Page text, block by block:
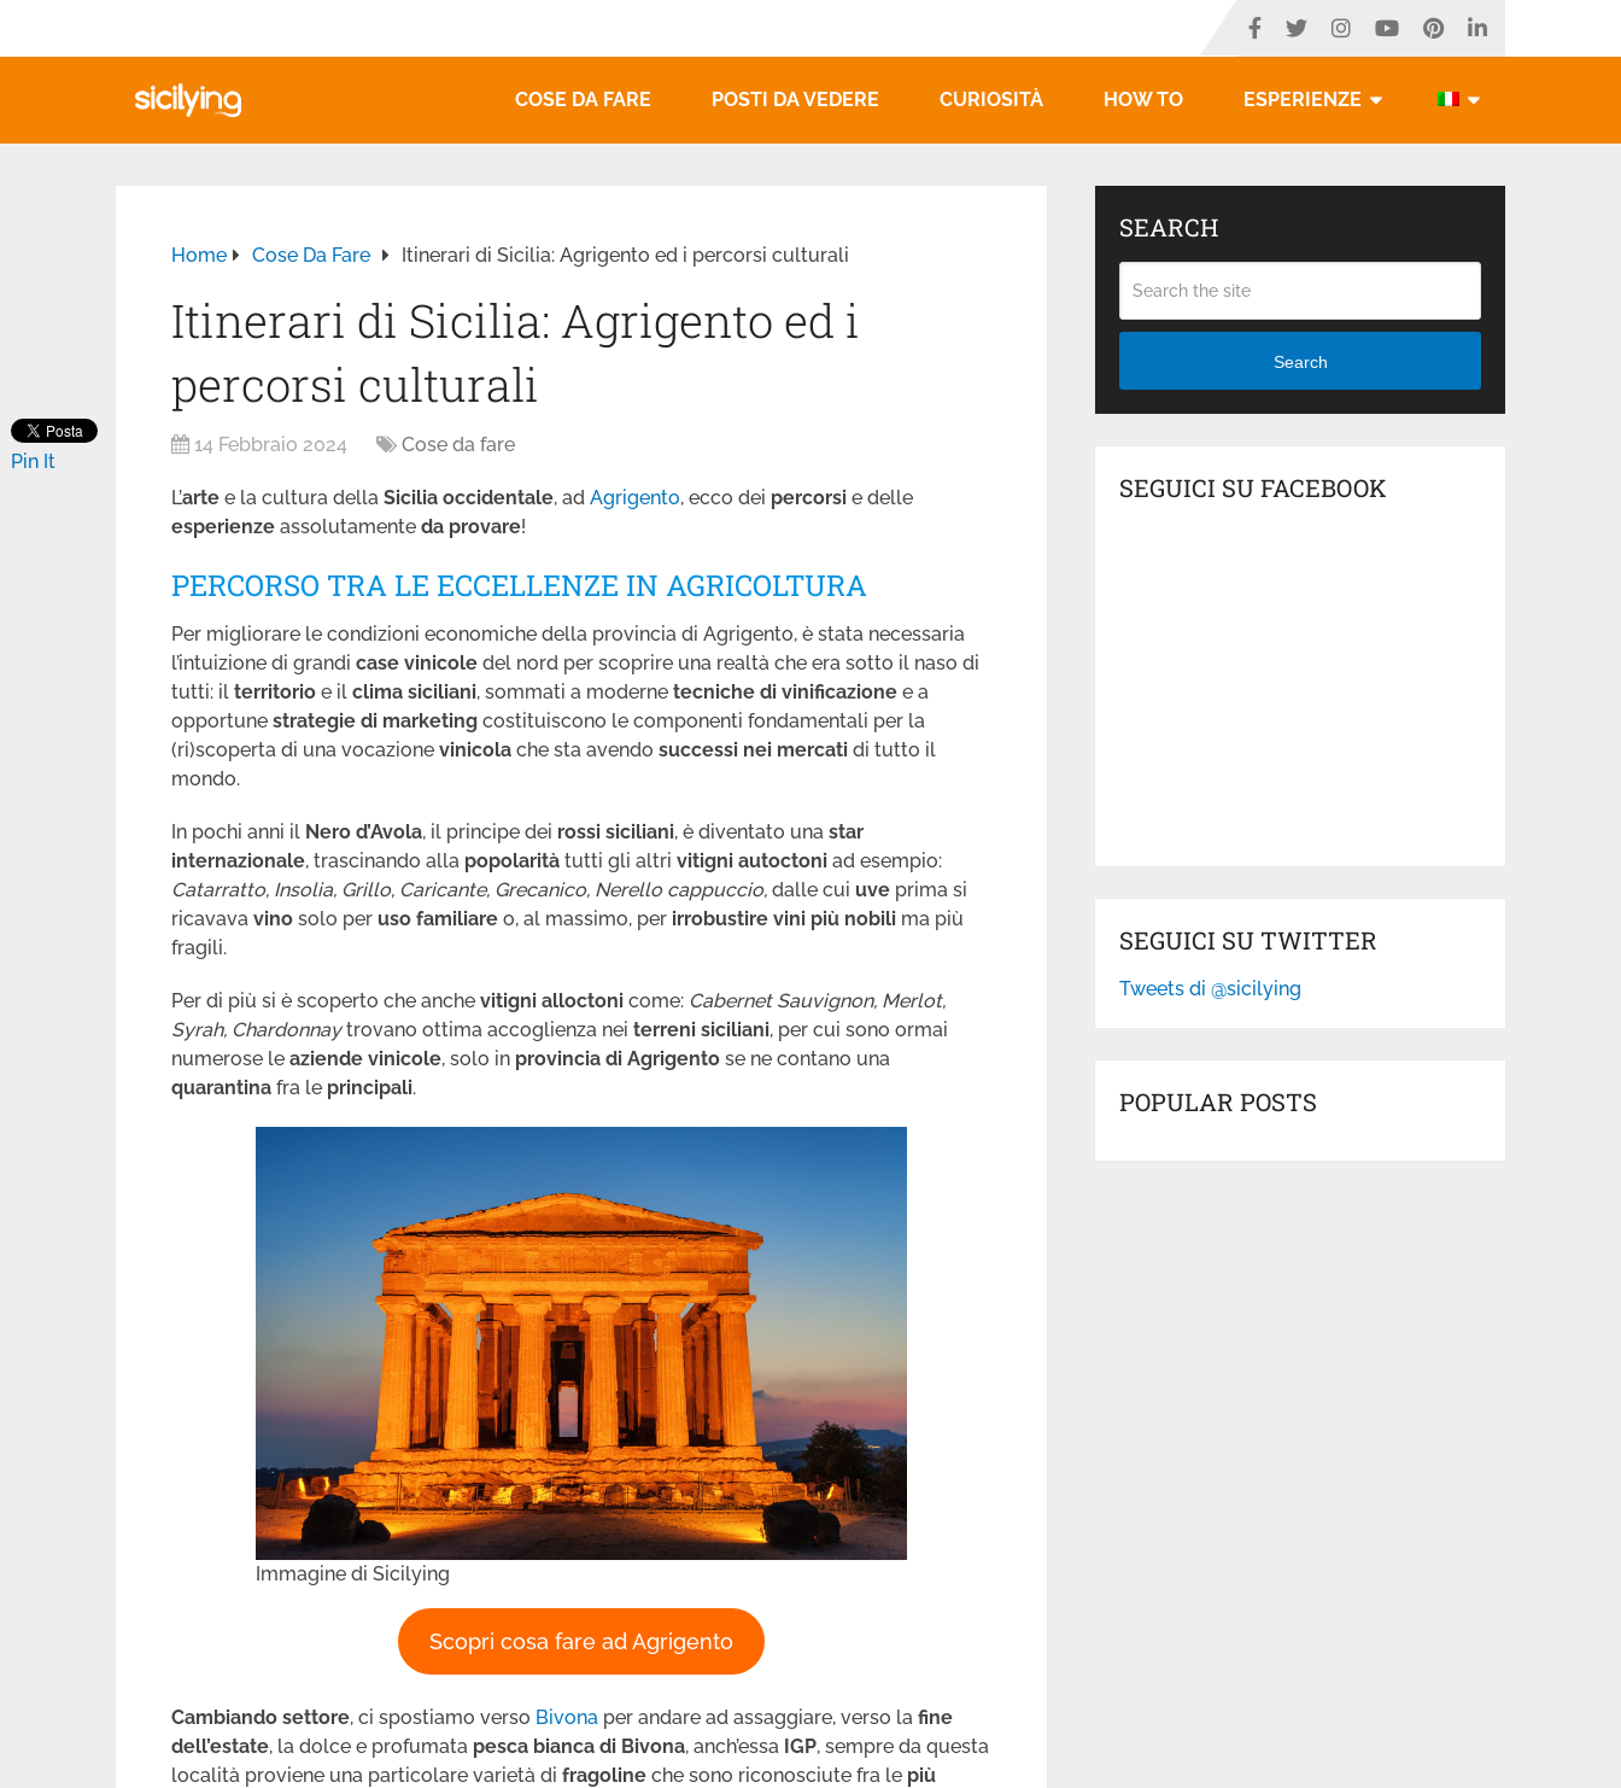
COSE DA FARE POSTI DA VEDERE CURIOSITÀ HOW TO ESPERIENZE
Home Cose Da Fare Itinerari di Sicilia: Agrigento ed i percorsi culturali
Itinerari di Sicilia: Agrigento ed i
percorsi culturali
14 Febbraio 2024 Cose da fare
L’arte e la cultura della Sicilia occidentale, ad Agrigento, ecco dei percorsi e delle
esperienze assolutamente da provare!
PERCORSO TRA LE ECCELLENZE IN AGRICOLTURA
Per migliorare le condizioni economiche della provincia di Agrigento, è stata necessaria
l’intuizione di grandi case vinicole del nord per scoprire una realtà che era sotto il naso di
tutti: il territorio e il clima siciliani, sommati a moderne tecniche di vinificazione e a
opportune strategie di marketing costituiscono le componenti fondamentali per la
(ri)scoperta di una vocazione vinicola che sta avendo successi nei mercati di tutto il
mondo.
In pochi anni il Nero d’Avola, il principe dei rossi siciliani, è diventato una star
internazionale, trascinando alla popolarità tutti gli altri vitigni autoctoni ad esempio:
Catarratto, Insolia, Grillo, Caricante, Grecanico, Nerello cappuccio, dalle cui uve prima si
ricavava vino solo per uso familiare o, al massimo, per irrobustire vini più nobili ma più
fragili.
Per di più si è scoperto che anche vitigni alloctoni come: Cabernet Sauvignon, Merlot,
Syrah, Chardonnaytrovano ottima accoglienza nei terreni siciliani, per cui sono ormai
numerose le aziende vinicole, solo in provincia di Agrigento se ne contano una
quarantina fra le principali.
Immagine di Sicilying
Scopri cosa fare ad Agrigento
Cambiando settore, ci spostiamo verso Bivona per andare ad assaggiare, verso la fine
dell’estate, la dolce e profumata pesca bianca di Bivona, anch’essa IGP, sempre da questa
località proviene una particolare varietà di fragoline che sono riconosciute fra le più
Pin It
SEARCH
Search
SEGUICI SU FACEBOOK
SEGUICI SU TWITTER
Tweets di @sicilying
POPULAR POSTS